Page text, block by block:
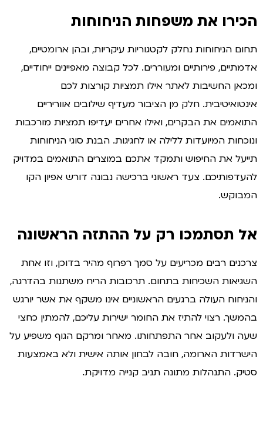
את משפחות הניחוחות
הניחוחות נחלק לקטגוריות עיקריות, ובהן ארומטיים,
פירותיים ומעוררים. לכל קבוצה מאפיינים ייחודיים,
החשיבות לאתר אילו תמציות קורצות לכם
חלק מן הציבור מעדיף שילובים אווריריים
את הבקרים, ואילו אחרים יעדיפו תמציות מורכבות
המיועדות ללילה או לחגיגות. הבנת סוגי הניחוחות
את החיפוש ותמקד אתכם במוצרים התואמים במדויק
צעד ראשוני ברכישה נבונה דורש אפיון הקו
תסתמכו רק על ההתזה הראשונה
רבים מכריעים על סמך רפרוף מהיר בדוכן, וזו אחת
השכיחות בתחום. תרכובות הריח משתנות בהדרגה,
העולה ברגעים הראשוניים אינו משקף את אשר יורגש
רצוי להתיז את החומר ישירות עליכם, להמתין כחצי
ולעקוב אחר התפתחותו. מאחר ומרקם הגוף משפיע על
הארומה, חובה לבחון אותה אישית ולא באמצעות
התנהלות מתונה תניב קנייה מדויקת.